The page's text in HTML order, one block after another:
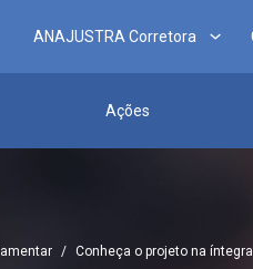
ANAJUSTRA Corretora
Ações
/ Conheça o projeto na íntegra